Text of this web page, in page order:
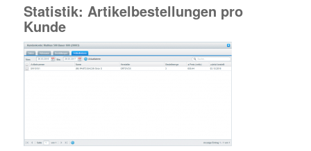
Statistik: Artikelbestellungen pro
Kunde